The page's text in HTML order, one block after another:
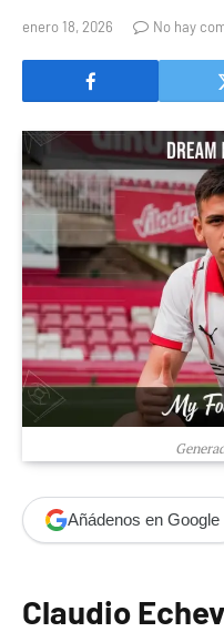
enero 18, 2026 No hay
Añádenos en Google
Claudio